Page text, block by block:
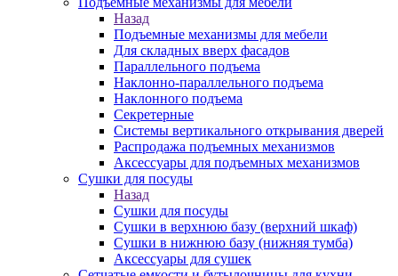
Назад
Подъемные механизмы для мебели
Для складных вверх фасадов
Параллельного подъема
Наклонно-параллельного подъема
Наклонного подъема
Секретерные
Системы вертикального открывания дверей
Распродажа подъемных механизмов
Аксессуары для подъемных механизмов
Сушки для посуды
Назад
Сушки для посуды
Сушки в верхнюю базу (верхний шкаф)
Сушки в нижнюю базу (нижняя тумба)
Аксессуары для сушек